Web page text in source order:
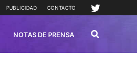
PUBLICIDAD CONTACTO
NOTAS DE PRENSA